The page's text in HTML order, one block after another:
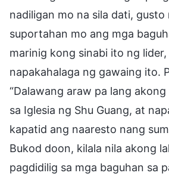
nadiligan mo na sila dati, gusto
suportahan mo ang mga
marinig kong sinabi ito ng
napakahalaga ng gawaing ito.
“Dalawang araw pa lang
sa Iglesia ng Shu Guang, at
kapatid ang naaresto nang
Bukod doon, kilala nila akong
pagdidilig sa mga baguhan sa